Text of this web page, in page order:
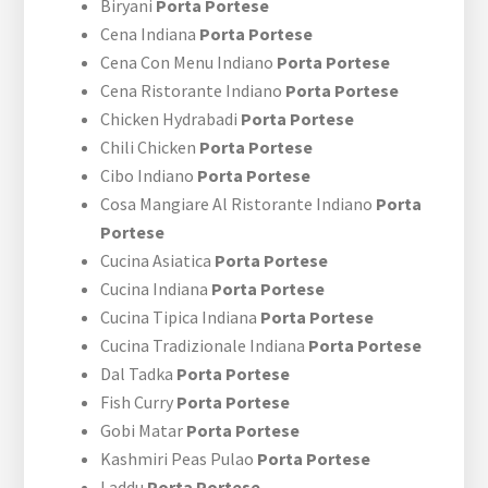
Biryani Porta Portese
Cena Indiana Porta Portese
Cena Con Menu Indiano Porta Portese
Cena Ristorante Indiano Porta Portese
Chicken Hydrabadi Porta Portese
Chili Chicken Porta Portese
Cibo Indiano Porta Portese
Cosa Mangiare Al Ristorante Indiano Porta
Portese
Cucina Asiatica Porta Portese
Cucina Indiana Porta Portese
Cucina Tipica Indiana Porta Portese
Cucina Tradizionale Indiana Porta Portese
Dal Tadka Porta Portese
Fish Curry Porta Portese
Gobi Matar Porta Portese
Kashmiri Peas Pulao Porta Portese